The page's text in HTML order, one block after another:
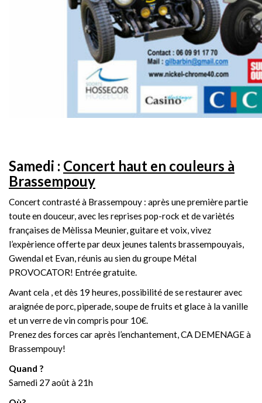
Samedi : Concert haut en couleurs à
Brassempouy
Concert contrasté à Brassempouy : après une première partie
toute en douceur, avec les reprises pop-rock et de variètés
françaises de Mèlissa Meunier, guitare et voix, vivez
l’expèrience offerte par deux jeunes talents brassempouyais,
Gwendal et Evan, réunis au sien du groupe Métal
PROVOCATOR! Entrée gratuite.
Avant cela , et dès 19 heures, possibilité de se restaurer avec
araignée de porc, piperade, soupe de fruits et glace à la vanille
et un verre de vin compris pour 10€.
Prenez des forces car après l’enchantement, CA DEMENAGE à
Brassempouy!
Quand ?
Samedi 27 août à 21h